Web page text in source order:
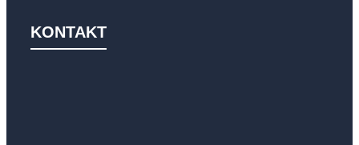
KONTAKT